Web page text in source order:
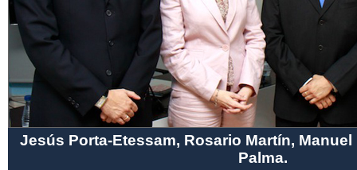
Jesús Porta-Etessam, Rosario Martín,
Palma.